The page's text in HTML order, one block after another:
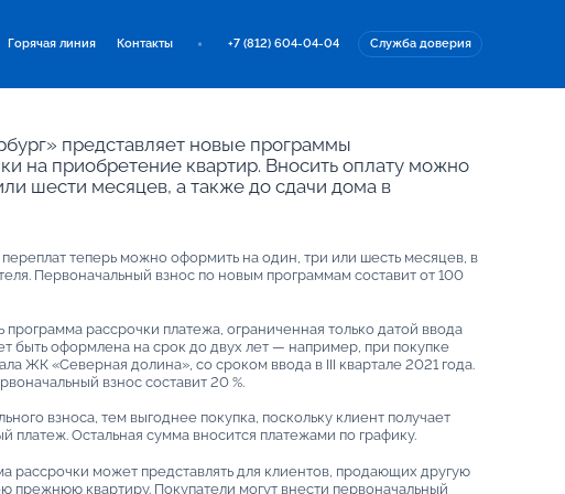
Горячая линия Контакты +7 (812) 604-04-04 Служба доверия
представляет новые программы
на приобретение квартир. Вносить оплату можно
шести месяцев, а также до сдачи дома в
теперь можно оформить на один, три или шесть месяцев, в
Первоначальный взнос по новым программам составит от 100
рассрочки платежа, ограниченная только датой ввода
быть оформлена на срок до двух лет — например, при покупке
ЖК «Северная долина», со сроком ввода в III квартале 2021 года.
взнос составит 20 %.
взноса, тем выгоднее покупка, поскольку клиент получает
платеж. Остальная сумма вносится платежами по графику.
рассрочки может представлять для клиентов, продающих другую
прежнюю квартиру. Покупатели могут внести первоначальный